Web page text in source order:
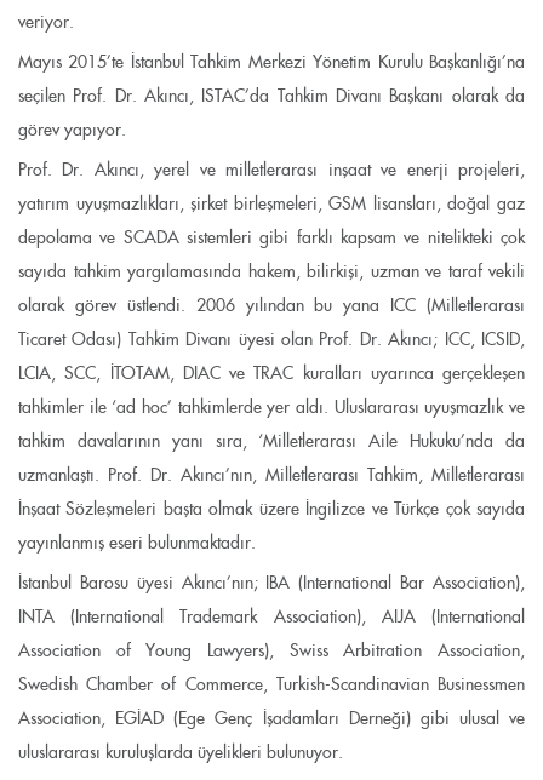
veriyor.
Mayıs 2015’te İstanbul Tahkim Merkezi Yönetim Kurulu Başkanlığı’na
seçilen Prof. Dr. Akıncı, ISTAC’da Tahkim Divanı Başkanı olarak da
görev yapıyor.
Prof. Dr. Akıncı, yerel ve milletlerarası inşaat ve enerji projeleri,
yatırım uyuşmazlıkları, şirket birleşmeleri, GSM lisansları, doğal gaz
depolama ve SCADA sistemleri gibi farklı kapsam ve nitelikteki çok
sayıda tahkim yargılamasında hakem, bilirkişi, uzman ve taraf vekili
olarak görev üstlendi. 2006 yılından bu yana ICC (Milletlerarası
Ticaret Odası) Tahkim Divanı üyesi olan Prof. Dr. Akıncı; ICC, ICSID,
LCIA, SCC, İTOTAM, DIAC ve TRAC kuralları uyarınca gerçekleşen
tahkimler ile ‘ad hoc’ tahkimlerde yer aldı. Uluslararası uyuşmazlık ve
tahkim davalarının yanı sıra, ‘Milletlerarası Aile Hukuku’nda da
uzmanlaştı. Prof. Dr. Akıncı’nın, Milletlerarası Tahkim, Milletlerarası
İnşaat Sözleşmeleri başta olmak üzere İngilizce ve Türkçe çok sayıda
yayınlanmış eseri bulunmaktadır.
İstanbul Barosu üyesi Akıncı’nın; IBA (International Bar Association),
INTA (International Trademark Association), AIJA (International
Association of Young Lawyers), Swiss Arbitration Association,
Swedish Chamber of Commerce, Turkish-Scandinavian Businessmen
Association, EGİAD (Ege Genç İşadamları Derneği) gibi ulusal ve
uluslararası kuruluşlarda üyelikleri bulunuyor.